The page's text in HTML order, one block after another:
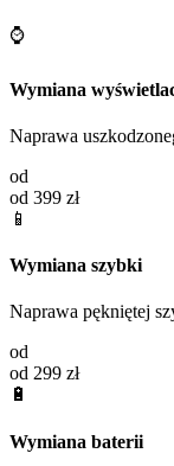
⌚
Wymiana
Naprawa
od
od 399 zł
📱
Wymiana szybki
Naprawa pękniętej
od
od 299 zł
🔋
Wymiana baterii